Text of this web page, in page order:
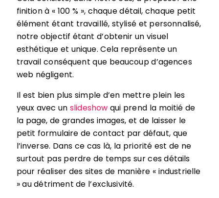
finition à « 100 % », chaque détail, chaque petit
élément étant travaillé, stylisé et personnalisé,
notre objectif étant d’obtenir un visuel
esthétique et unique. Cela représente un
travail conséquent que beaucoup d’agences
web négligent.
Il est bien plus simple d’en mettre plein les
yeux avec unslideshow qui prend la moitié de
la page, de grandes images, et de laisser le
petit formulaire de contact par défaut, que
l’inverse. Dans ce cas là, la priorité est de ne
surtout pas perdre de temps sur ces détails
pour réaliser des sites de manière « industrielle
» au détriment de l’exclusivité.